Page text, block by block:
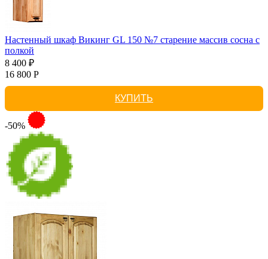
Настенный шкаф Викинг GL 150 №7 старение массив сосна с
полкой
8 400 ₽
16 800 Р
КУПИТЬ
-50%